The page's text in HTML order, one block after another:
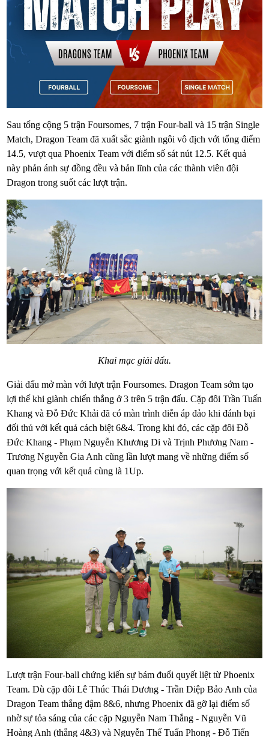
Sau tổng cộng 5 trận Foursomes, 7 trận Four-ball và 15 trận Single
Match, Dragon Team đã xuất sắc giành ngôi vô địch với tổng điểm
14.5, vượt qua Phoenix Team với điểm số sát nút 12.5. Kết quả
này phản ánh sự đồng đều và bản lĩnh của các thành viên đội
Dragon trong suốt các lượt trận.
Khai mạc giải đấu.
Giải đấu mở màn với lượt trận Foursomes. Dragon Team sớm tạo
lợi thế khi giành chiến thắng ở 3 trên 5 trận đấu. Cặp đôi Trần Tuấn
Khang và Đỗ Đức Khải đã có màn trình diễn áp đảo khi đánh bại
đối thủ với kết quả cách biệt 6&4. Trong khi đó, các cặp đôi Đỗ
Đức Khang - Phạm Nguyễn Khương Di và Trịnh Phương Nam -
Trương Nguyễn Gia Anh cũng lần lượt mang về những điểm số
quan trọng với kết quả cùng là 1Up.
Lượt trận Four-ball chứng kiến sự bám đuổi quyết liệt từ Phoenix
Team. Dù cặp đôi Lê Thúc Thái Dương - Trần Diệp Bảo Anh của
Dragon Team thắng đậm 8&6, nhưng Phoenix đã gỡ lại điểm số
nhờ sự tỏa sáng của các cặp Nguyễn Nam Thắng - Nguyễn Vũ
Hoàng Anh (thắng 4&3) và Nguyễn Thế Tuấn Phong - Đỗ Tiến